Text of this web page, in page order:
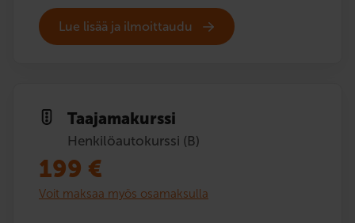
Lue lisää ja ilmoittaudu
Taajama­kurssi
Henkilöautokurssi (B)
199 €
Voit maksaa myös osamaksulla